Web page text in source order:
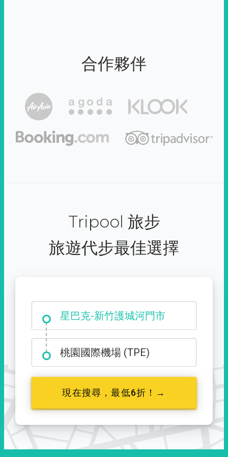
合作夥伴
Tripool 旅步
旅遊代步最佳選擇
星巴克-新竹護城河門市
大霸尖山登山口
桃園國際機場 (TPE)
現在搜尋，最低6折！→